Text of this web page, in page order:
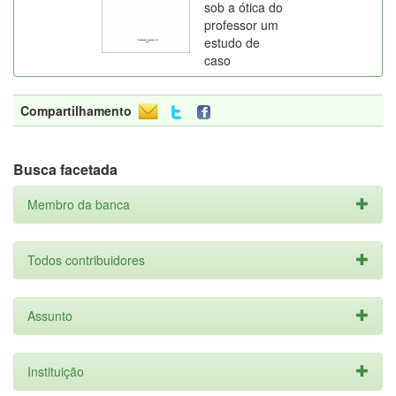
sob a ótica do
professor um
estudo de
caso
Compartilhamento
Busca facetada
Membro da banca
Todos contribuidores
Assunto
Instituição